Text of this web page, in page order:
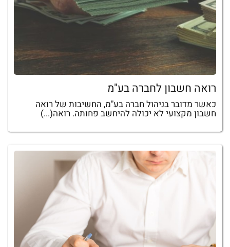
רואה חשבון לחברה בע"מ
כאשר מדובר בניהול חברה בע"מ, החשיבות של רואה
חשבון מקצועי לא יכולה להיחשב פחותה. רואה(...)